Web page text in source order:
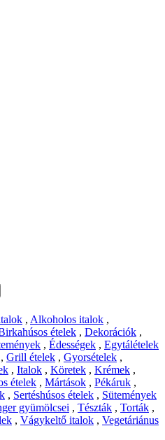
, Alkoholos italok ,
ételek , Dekorációk ,
, Édességek , Egytálételek
, Grill ételek , Gyorsételek ,
, Italok , Köretek , Krémek ,
ételek , Mártások , Pékáruk ,
, Sertéshúsos ételek , Sütemények
gyümölcsei , Tészták , Torták ,
, Vágykeltő italok , Vegetáriánus